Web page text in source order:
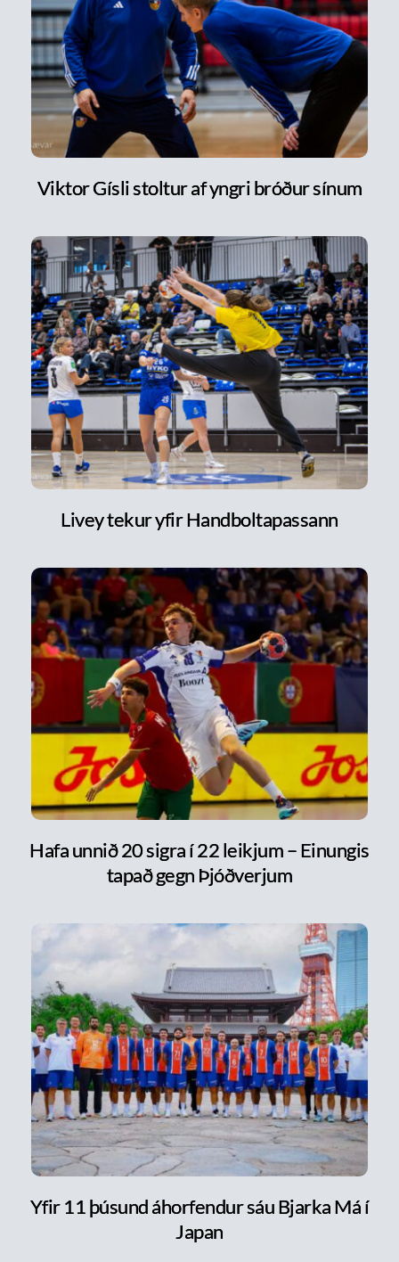
Viktor Gísli stoltur af yngri bróður sínum
Livey tekur yfir Handboltapassann
Hafa unnið 20 sigra í 22 leikjum – Einungis
tapað gegn Þjóðverjum
Yfir 11 þúsund áhorfendur sáu Bjarka Má í
Japan